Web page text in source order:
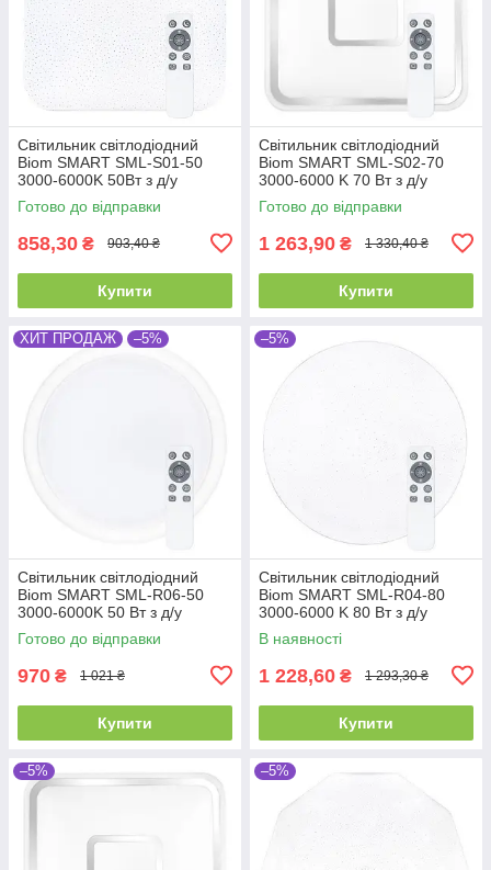
Світильник світлодіодний
Biom SMART SML-S01-50
3000-6000K 50Вт з д/у
Готово до відправки
858,30 ₴ 903,40 ₴
Купити
Світильник світлодіодний
Biom SMART SML-S02-70
3000-6000 K 70 Вт з д/у
Готово до відправки
1 263,90 ₴ 1 330,40 ₴
Купити
ХИТ ПРОДАЖ –5%
Світильник світлодіодний
Biom SMART SML-R06-50
3000-6000K 50 Вт з д/у
Готово до відправки
970 ₴ 1 021 ₴
Купити
–5%
Світильник світлодіодний
Biom SMART SML-R04-80
3000-6000 K 80 Вт з д/у
В наявності
1 228,60 ₴ 1 293,30 ₴
Купити
–5% –5%